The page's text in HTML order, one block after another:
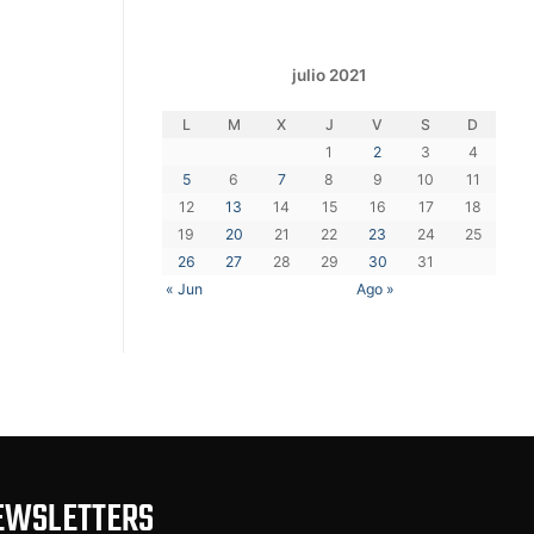
julio 2021
L M X J V S D
« Jun Ago »
1 2 3
4
5
6 7 8 9 10
11
12
13 14 15 16 17
18
19
20 21 22 23 24
25
26
27 28 29 30 31